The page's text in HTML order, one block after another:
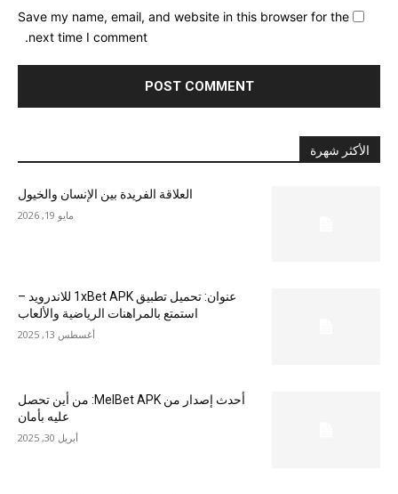
Save my name, email, and website in this browser for the
next time I comment.
الأكثر شهرة
العلاقة الفريدة بين الإنسان والخيول
مايو 19, 2026
عنوان: تحميل تطبيق 1xBet APK للاندرويد –
استمتع بالمراهنات الرياضية والألعاب
أغسطس 13, 2025
أحدث إصدار من MelBet APK: من أين تحصل
عليه بأمان
أبريل 30, 2025